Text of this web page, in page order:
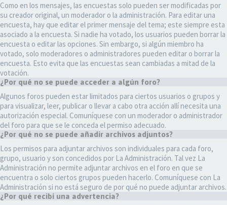
Como en los mensajes, las encuestas solo pueden ser modificadas por
su creador original, un moderador o la administración. Para editar una
encuesta, hay que editar el primer mensaje del tema; este siempre esta
asociado a la encuesta. Si nadie ha votado, los usuarios pueden borrar la
encuesta o editar las opciones. Sin embargo, si algún miembro ha
votado, solo moderadores o administradores pueden editar o borrar la
encuesta. Esto evita que las encuestas sean cambiadas a mitad de la
votación.
¿Por qué no se puede acceder a algún foro?
Algunos foros pueden estar limitados para ciertos usuarios o grupos y
para visualizar, leer, publicar o llevar a cabo otra acción allí necesita una
autorización especial. Comuníquese con un moderador o administrador
del foro para que se le conceda el permiso adecuado.
¿Por qué no se puede añadir archivos adjuntos?
Los permisos para adjuntar archivos son individuales para cada foro,
grupo, usuario y son concedidos por La Administración. Tal vez La
Administración no permite adjuntar archivos en el foro en que se
encuentra o solo ciertos grupos pueden hacerlo. Comuníquese con La
Administración si no está seguro de por qué no puede adjuntar archivos.
¿Por qué recibí una advertencia?